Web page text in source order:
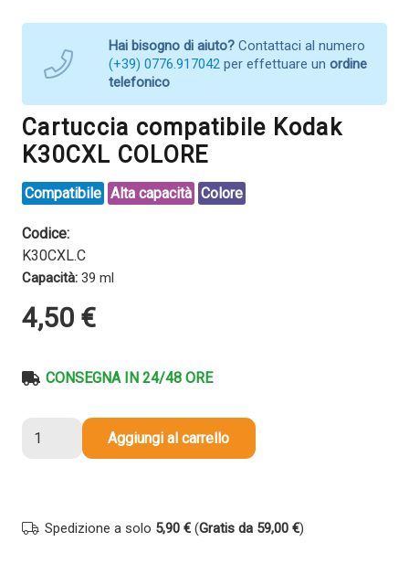
Hai bisogno di aiuto? Contattaci al numero
(+39) 0776.917042 per effettuare un ordine
telefonico
Cartuccia compatibile Kodak
K30CXL COLORE
Compatibile Alta capacità Colore
Codice:
K30CXL.C
Capacità: 39 ml
4,50 €
CONSEGNA IN 24/48 ORE
compatibile
quantità
Aggiungi al carrello
Spedizione a solo 5,90 € (Gratis da 59,00 €)